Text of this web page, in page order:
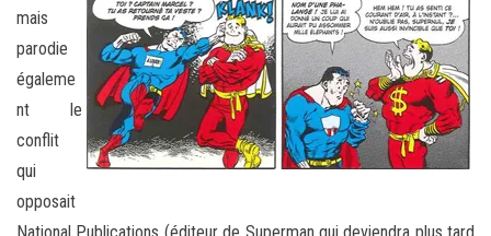
mais
parodie
égaleme
nt le
conflit
qui
opposait